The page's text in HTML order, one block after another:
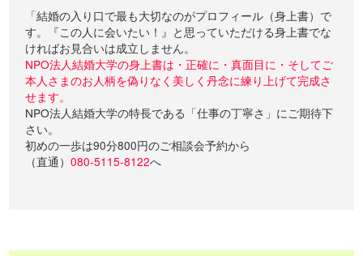
「結婚の入り口で最も大切なのがプロフィール（身上書）で
す。『この人に会いたい！』と思っていただける身上書でな
ければお見合いは成立しません。
NPO法人結婚大学の身上書は・正確に・真面目に・そしてご
本人さまのお人柄を偽りなく美しく丹念に練り上げて完成さ
せます。
NPO法人結婚大学の特長である「仕事の丁寧さ」にご期待下
さい。
初めの一歩は90分800円のご相談会予約から
（直通）080-5115-8122へ